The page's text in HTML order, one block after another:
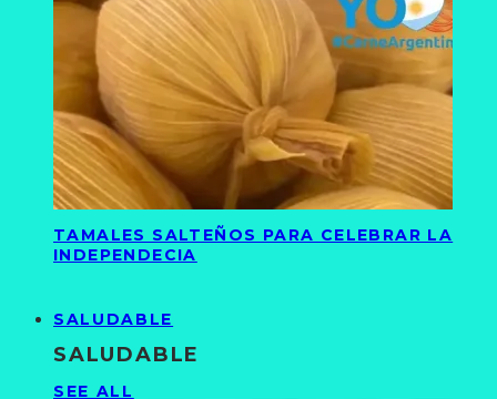
TAMALES SALTEÑOS PARA CELEBRAR LA
INDEPENDECIA
SALUDABLE
SALUDABLE
SEE ALL